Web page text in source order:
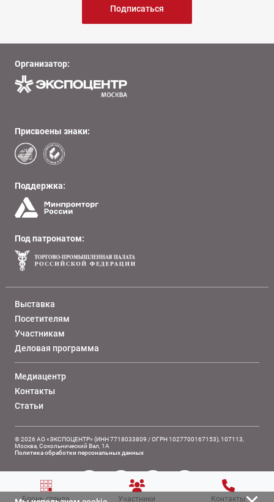
Подписаться
Организатор:
Присвоены знаки:
Поддержка:
Под патронатом:
Выставка
Посетителям
Участникам
Деловая программа
Медиацентр
Контакты
Статьи
© 2026 АО «ЭКСПОЦЕНТР» (ИНН 7718033809 / ОГРН 1027700167153), 107113,
Москва, Сокольнический Вал, 1А
Политика обработки персональных данных
Бронь стенда Участники Контакты